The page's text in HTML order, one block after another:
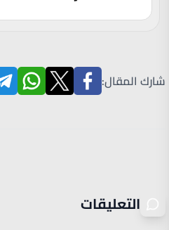
شارك المقال:
التعليقات